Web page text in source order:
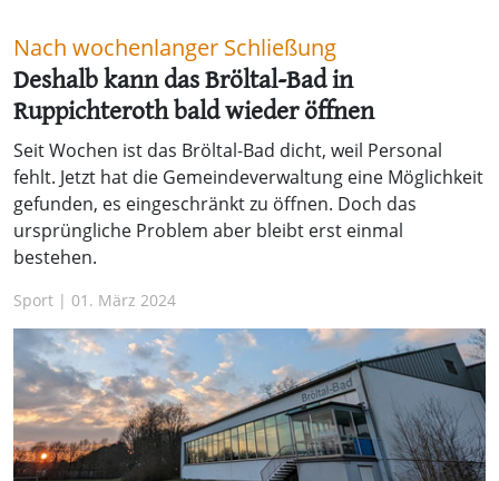
Nach wochenlanger Schließung
Deshalb kann das Bröltal-Bad in
Ruppichteroth bald wieder öffnen
Seit Wochen ist das Bröltal-Bad dicht, weil Personal
fehlt. Jetzt hat die Gemeindeverwaltung eine Möglichkeit
gefunden, es eingeschränkt zu öffnen. Doch das
ursprüngliche Problem aber bleibt erst einmal
bestehen.
Sport | 01. März 2024